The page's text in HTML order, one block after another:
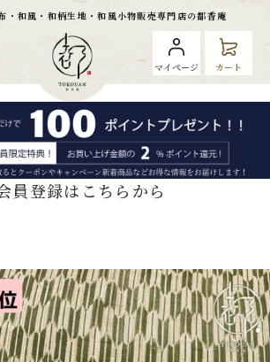
・和風・和柄生地・和風小物販売専門店の都香庵
マイページ カート
員登録はこちらから